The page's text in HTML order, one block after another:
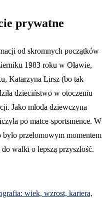
prywatne
od skromnych początków
1983 roku w Oławie,
Katarzyna Lirsz (bo tak
dzieciństwo w otoczeniu
Jako młoda dziewczyna
po matce-sportsmence. W
przełomowym momentem
walki o lepszą przyszłość.
wiek, wzrost, kariera,